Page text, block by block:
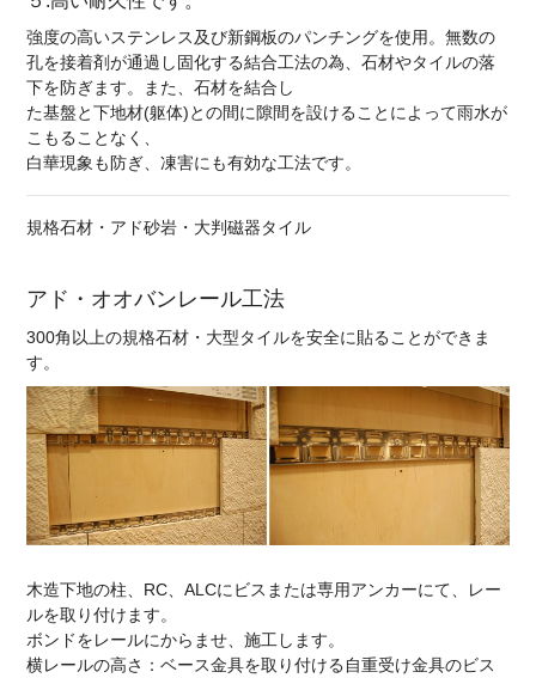
強度の高いステンレス及び新鋼板のパンチングを使用。無数の
孔を接着剤が通過し固化する結合工法の為、石材やタイルの落
下を防ぎます。また、石材を結合し
た基盤と下地材(躯体)との間に隙間を設けることによって雨水が
こもることなく、
白華現象も防ぎ、凍害にも有効な工法です。
規格石材・アド砂岩・大判磁器タイル
アド・オオバンレール工法
300角以上の規格石材・大型タイルを安全に貼ることができま
す。
木造下地の柱、RC、ALCにビスまたは専用アンカーにて、レー
ルを取り付けます。
ボンドをレールにからませ、施工します。
横レールの高さ：ベース金具を取り付ける自重受け金具のビス